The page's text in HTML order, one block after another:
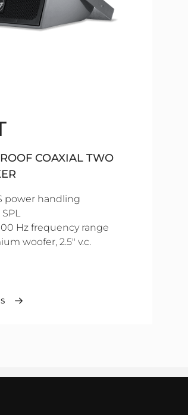
COAXIAL TWO
power handling
Hz frequency range
woofer, 2.5" v.c.